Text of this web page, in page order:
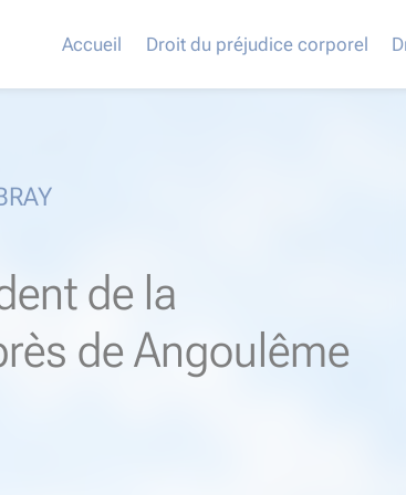
Accueil Droit du préjudice corporel
de la
de Angoulême